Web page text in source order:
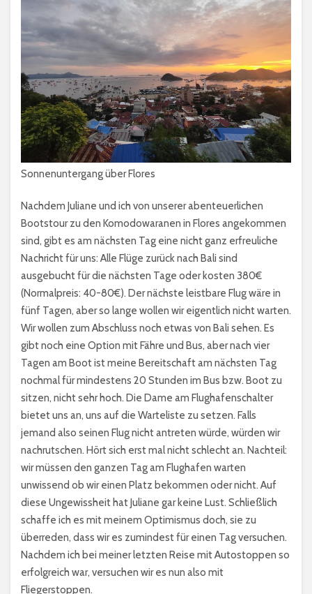
Sonnenuntergang über Flores
Nachdem Juliane und ich von unserer abenteuerlichen
Bootstour zu den Komodowaranen in Flores angekommen
sind, gibt es am nächsten Tag eine nicht ganz erfreuliche
Nachricht für uns: Alle Flüge zurück nach Bali sind
ausgebucht für die nächsten Tage oder kosten 380€
(Normalpreis: 40-80€). Der nächste leistbare Flug wäre in
fünf Tagen, aber so lange wollen wir eigentlich nicht warten.
Wir wollen zum Abschluss noch etwas von Bali sehen. Es
gibt noch eine Option mit Fähre und Bus, aber nach vier
Tagen am Boot ist meine Bereitschaft am nächsten Tag
nochmal für mindestens 20 Stunden im Bus bzw. Boot zu
sitzen, nicht sehr hoch. Die Dame am Flughafenschalter
bietet uns an, uns auf die Warteliste zu setzen. Falls
jemand also seinen Flug nicht antreten würde, würden wir
nachrutschen. Hört sich erst mal nicht schlecht an. Nachteil:
wir müssen den ganzen Tag am Flughafen warten
unwissend ob wir einen Platz bekommen oder nicht. Auf
diese Ungewissheit hat Juliane gar keine Lust. Schließlich
schaffe ich es mit meinem Optimismus doch, sie zu
überreden, dass wir es zumindest für einen Tag versuchen.
Nachdem ich bei meiner letzten Reise mit Autostoppen so
erfolgreich war, versuchen wir es nun also mit
Fliegerstoppen.